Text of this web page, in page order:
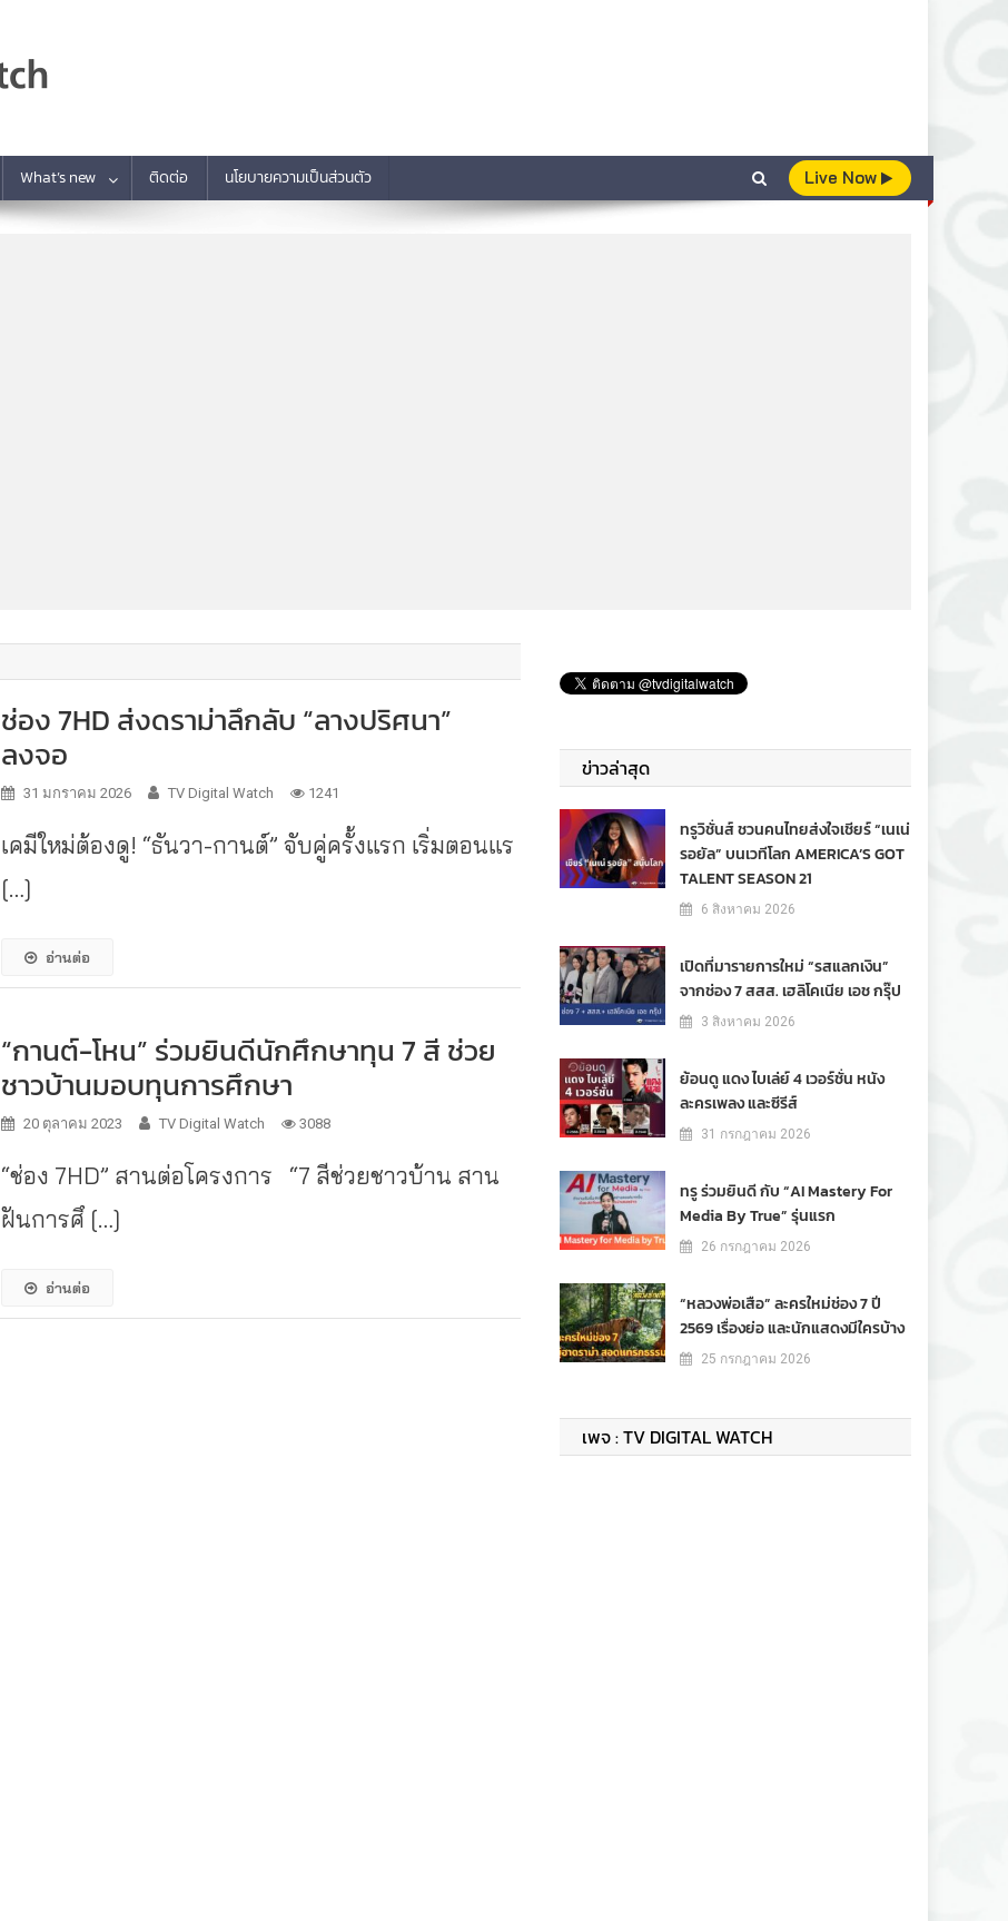
What’s new ติดต่อ นโยบายความเป็นส่วนตัว Live Now
ช่อง 7HD ส่งดราม่าลึกลับ “ลางปริศนา”
ลงจอ
31 มกราคม 2026 TV Digital Watch 1241
เคมีใหม่ต้องดู! “ธันวา-กานต์” จับคู่ครั้งแรก เริ่มตอนแร
[…]
อ่านต่อ
“กานต์-โหน” ร่วมยินดีนักศึกษาทุน 7 สี ช่วย
ชาวบ้านมอบทุนการศึกษา
20 ตุลาคม 2023 TV Digital Watch 3088
“ช่อง 7HD” สานต่อโครงการ “7 สีช่วยชาวบ้าน สาน
ฝันการศึ […]
อ่านต่อ
ข่าวล่าสุด
ทรูวิชั่นส์ ชวนคนไทยส่งใจเชียร์ “เนเน่
รอยัล” บนเวทีโลก AMERICA’S GOT
TALENT SEASON 21
6 สิงหาคม 2026
เปิดที่มารายการใหม่ “รสแลกเงิน”
จากช่อง 7 สสส. เฮลิโคเนีย เอช กรุ๊ป
3 สิงหาคม 2026
ย้อนดู แดง ไบเล่ย์ 4 เวอร์ชั่น หนัง
ละครเพลง และซีรีส์
31 กรกฎาคม 2026
ทรู ร่วมยินดี กับ “AI Mastery For
Media By True” รุ่นแรก
26 กรกฎาคม 2026
“หลวงพ่อเสือ” ละครใหม่ช่อง 7 ปี
2569 เรื่องย่อ และนักแสดงมีใครบ้าง
25 กรกฎาคม 2026
เพจ : TV DIGITAL WATCH